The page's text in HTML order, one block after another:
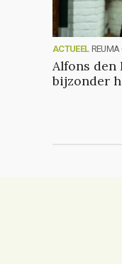
ACTUEEL REUMA
Alfons den
bijzonder